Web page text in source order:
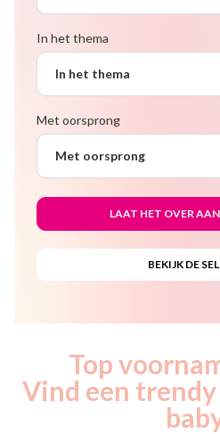
In het thema
In het thema
Met oorsprong
Met oorsprong
Top
Vind een